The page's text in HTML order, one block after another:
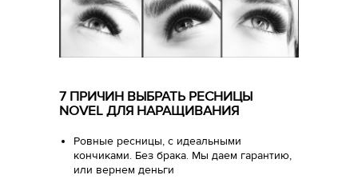
7 ПРИЧИН ВЫБРАТЬ РЕСНИЦЫ
NOVEL ДЛЯ НАРАЩИВАНИЯ
Ровные ресницы, с идеальными
кончиками. Без брака. Мы даем гарантию,
или вернем деньги